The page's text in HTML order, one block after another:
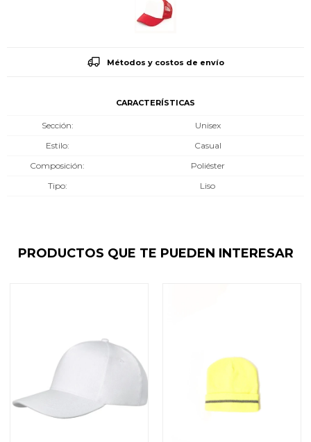
Métodos y costos de envío
CARACTERÍSTICAS
Sección
Unisex
Estilo
Casual
Composición
Poliéster
Tipo
Liso
PRODUCTOS QUE TE PUEDEN INTERESAR